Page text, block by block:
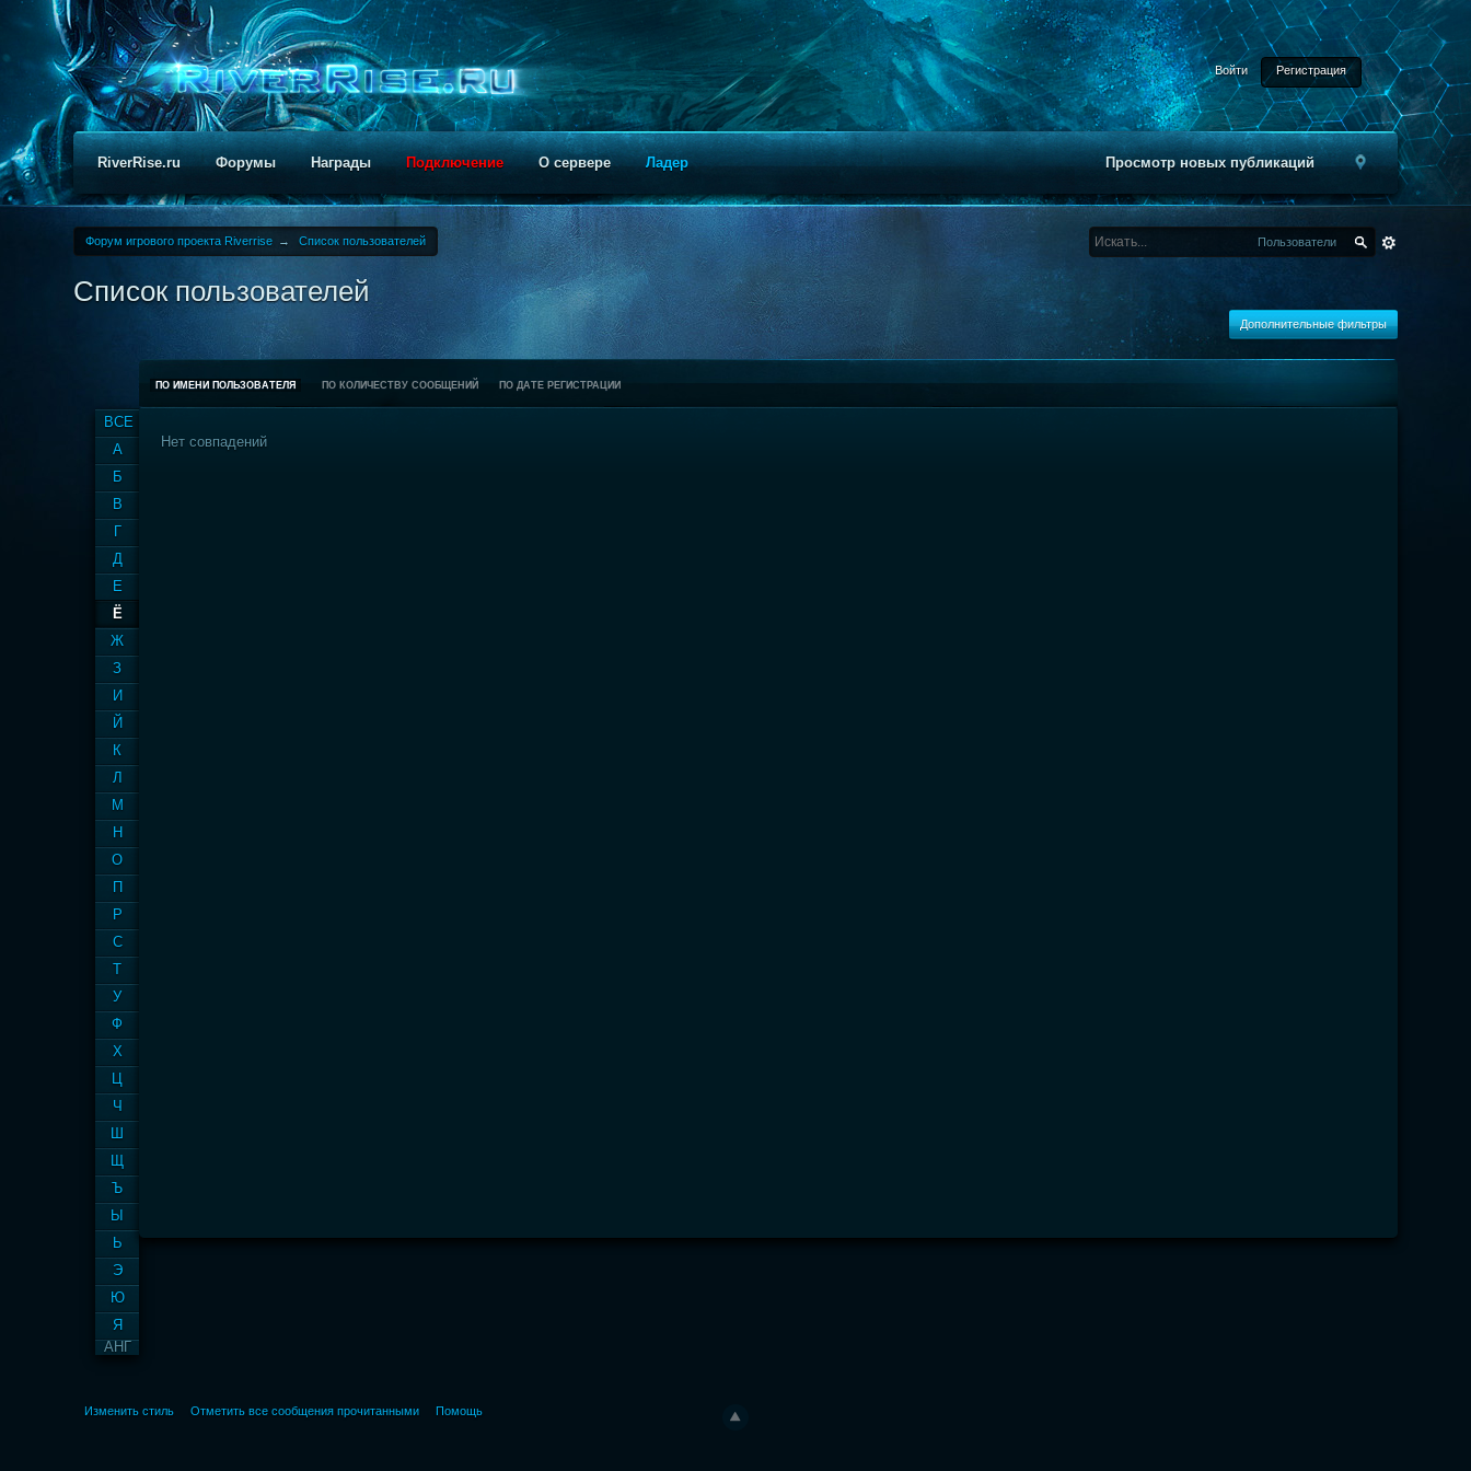
Войти Регистрация
Просмотр новых публикаций
RiverRise.ru Форумы Награды Подключение О сервере Ладер
Форум игрового проекта Riverrise → Список пользователей Пользователи
Список пользователей
Дополнительные фильтры
ВСЕ
А
Б
В
Г
Д
Е
Ё
Ж
З
И
Й
К
Л
М
Н
О
П
Р
С
Т
У
Ф
Х
Ц
Ч
Ш
Щ
Ъ
Ы
Ь
Э
Ю
Я
АНГ
ПО ИМЕНИ ПОЛЬЗОВАТЕЛЯ ПО КОЛИЧЕСТВУ СООБЩЕНИЙ ПО ДАТЕ РЕГИСТРАЦИИ
Нет совпадений
Изменить стиль Отметить все сообщения прочитанными Помощь